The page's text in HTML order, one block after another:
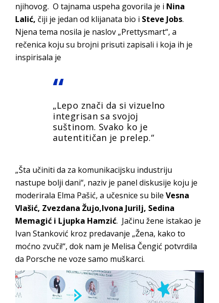
njihovog. O tajnama uspeha govorila je i Nina
Lalić, čiji je jedan od klijanata bio i Steve Jobs.
Njena tema nosila je naslov „Prettysmart“, a
rečenica koju su brojni prisuti zapisali i koja ih je
inspirisala je
„Lepo znači da si vizuelno
integrisan sa svojoj
suštinom. Svako ko je
autentitičan je prelep.“
„Šta učiniti da za komunikacijsku industriju
nastupe bolji dani“, naziv je panel diskusije koju je
moderirala Elma Pašić, a učesnice su bileVesna
Vlašić, Zvezdana Žujo,Ivona Jurilj, Sedina
Memagić i Ljupka Hamzić. Jačinu žene istakao je
Ivan Stanković kroz predavanje „Žena, kako to
moćno zvuči!“, dok nam je Melisa Čengić potvrdila
da Porsche ne voze samo muškarci.